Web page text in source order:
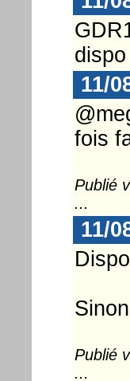
11/
fois
Publié
...
11/
Publié
...